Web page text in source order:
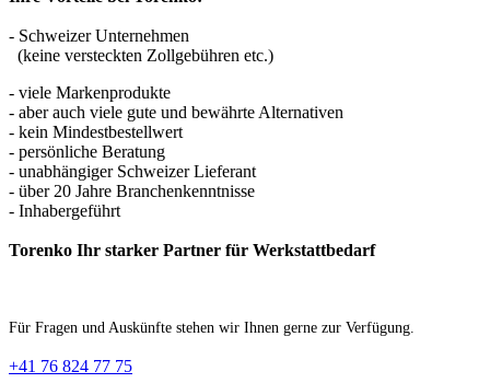
- Schweizer Unternehmen
(keine versteckten Zollgebühren etc.)
- viele Markenprodukte
- aber auch viele gute und bewährte Alternativen
- kein Mindestbestellwert
- persönliche Beratung
- unabhängiger Schweizer Lieferant
- über 20 Jahre Branchenkenntnisse
- Inhabergeführt
Torenko Ihr starker Partner für Werkstattbedarf
Für Fragen und Auskünfte stehen wir Ihnen gerne zur Verfügung.
+41 76 824 77 75